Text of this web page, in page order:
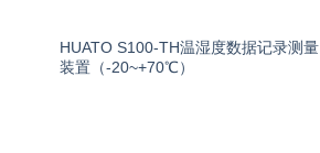
HUATO S100-TH温湿度数据记录测量
装置（-20~+70℃）